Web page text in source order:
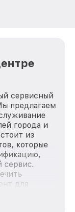
сервисный
предлагаем
города и
из
которые
сервис.
для
Nikon, вне
Мы